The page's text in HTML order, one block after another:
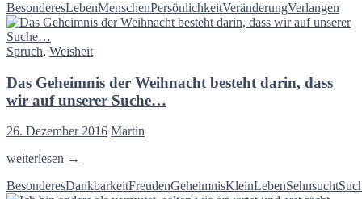
sind
nie
verrückt.
Was
ein
wahrhaft
grauenvolles
Leben!
BesonderesLebenMenschenPersönlichkeitVeränderungVerlangen
Spruch, Weisheit
Das Geheimnis der Weihnacht besteht darin, dass
wir auf unserer Suche…
26. Dezember 2016 Martin
Das
der
weiterlesen →
BesonderesDankbarkeitFreudenGeheimnisKleinLebenSehnsucht